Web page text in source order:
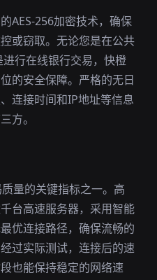
AES-256加密技术，确保
或窃取。无论您是在公共
行在线银行交易，快橙
的安全保障。严格的无日
连接时间和IP地址等信息
方。
量的关键指标之一。高
台高速服务器，采用智能
优连接路径，确保流畅的
过实际测试，连接后的速
也能保持稳定的网络速